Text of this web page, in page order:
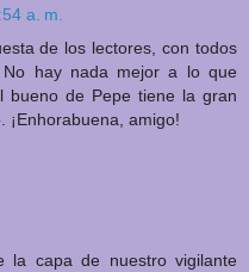
a. m.
de los lectores, con todos
hay nada mejor a lo que
bueno de Pepe tiene la gran
¡Enhorabuena, amigo!
la capa de nuestro vigilante